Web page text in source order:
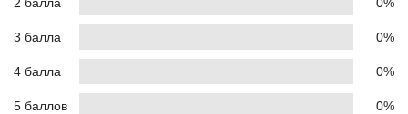
3 балла 0%
4 балла 0%
5 баллов 0%